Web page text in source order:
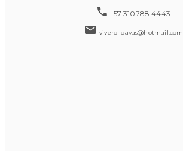
+57 310788 4443
vivero_pavas@hotmail.com